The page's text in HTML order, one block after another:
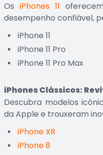
Os iPhones 11
desempenho confiável,
iPhone 11
iPhone 11 Pro
iPhone 11 Pro Max
iPhones Clássicos:
Descubra modelos
da Apple e trouxeram
iPhone XR
iPhone 8